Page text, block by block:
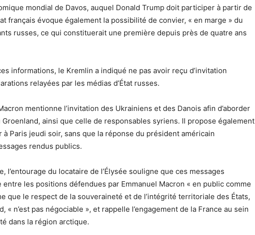
mondial de Davos, auquel Donald Trump doit participer à partir de
français évoque également la possibilité de convier, « en marge » du
russes, ce qui constituerait une première depuis près de quatre ans
informations, le Kremlin a indiqué ne pas avoir reçu d’invitation
relayées par les médias d’État russes.
mentionne l’invitation des Ukrainiens et des Danois afin d’aborder
ainsi que celle de responsables syriens. Il propose également
à Paris jeudi soir, sans que la réponse du président américain
rendus publics.
l’entourage du locataire de l’Élysée souligne que ces messages
les positions défendues par Emmanuel Macron « en public comme
que le respect de la souveraineté et de l’intégrité territoriale des États,
« n’est pas négociable », et rappelle l’engagement de la France au sein
dans la région arctique.